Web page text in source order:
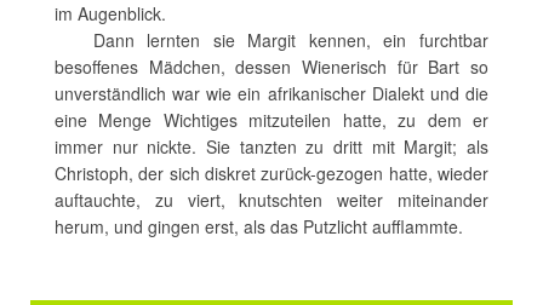
im Augenblick.
Dann lernten sie Margit kennen, ein furchtbar
besoffenes Mädchen, dessen Wienerisch für Bart so
unverständlich war wie ein afrikanischer Dialekt und die
eine Menge Wichtiges mitzuteilen hatte, zu dem er
immer nur nickte. Sie tanzten zu dritt mit Margit; als
Christoph, der sich diskret zurück-gezogen hatte, wieder
auftauchte, zu viert, knutschten weiter miteinander
herum, und gingen erst, als das Putzlicht aufflammte.